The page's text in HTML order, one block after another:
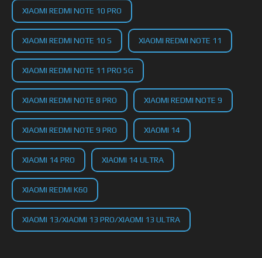
XIAOMI REDMI NOTE 10 PRO
XIAOMI REDMI NOTE 10 S XIAOMI REDMI NOTE 11
XIAOMI REDMI NOTE 11 PRO 5G
XIAOMI REDMI NOTE 8 PRO XIAOMI REDMI NOTE 9
XIAOMI REDMI NOTE 9 PRO XIAOMI 14
XIAOMI 14 PRO XIAOMI 14 ULTRA
XIAOMI REDMI K60
XIAOMI 13/XIAOMI 13 PRO/XIAOMI 13 ULTRA